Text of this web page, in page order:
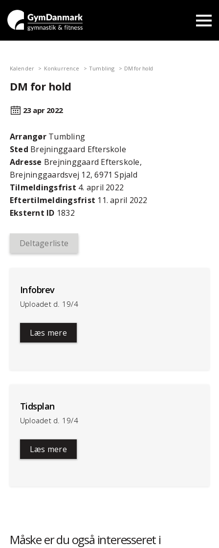
Kalender Konkurrence Tumbling DM for hold
DM for hold
23 apr 2022
ArrangørTumbling
Sted Brejninggaard Efterskole
Adresse Brejninggaard Efterskole,
Brejninggaardsvej 12, 6971 Spjald
Tilmeldingsfrist 4. april 2022
Efter­tilmeldings­frist 11. april 2022
Eksternt ID 1832
Deltagerliste
Infobrev
Uploadet d. 19/4
Læs mere
Tidsplan
Uploadet d. 19/4
Læs mere
Måske er du også interesseret i